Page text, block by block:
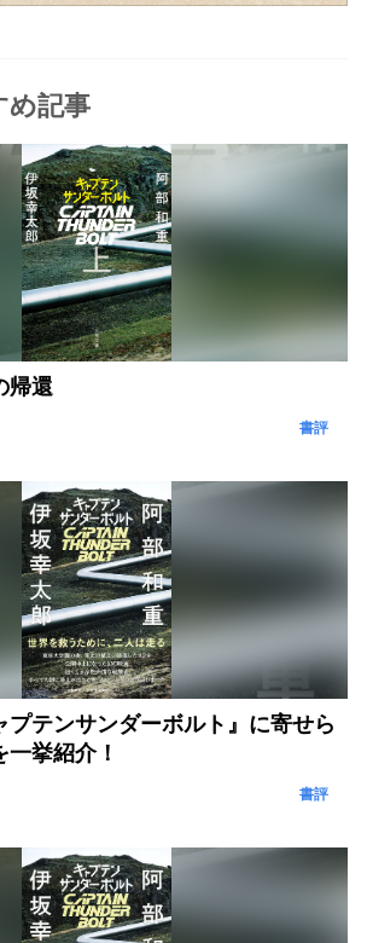
め記事
帰還
書評
プテンサンダーボルト』に寄せら
挙紹介！
書評